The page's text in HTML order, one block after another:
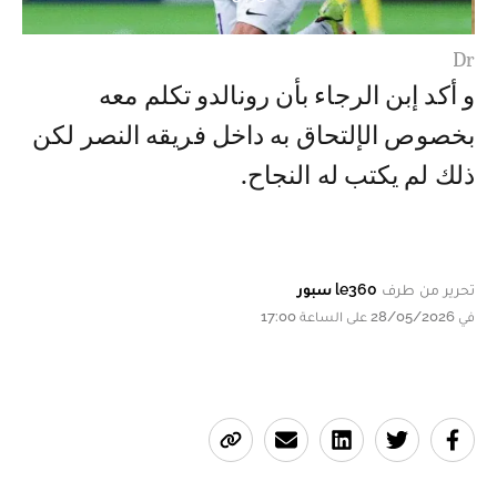
Dr
و أكد إبن الرجاء بأن رونالدو تكلم معه
بخصوص الإلتحاق به داخل فريقه النصر لكن
ذلك لم يكتب له النجاح.
تحرير من طرف le360 سبور
في 28/05/2026 على الساعة 17:00